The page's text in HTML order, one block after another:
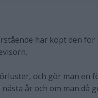
har köpt den
och gör man en
år och om man då